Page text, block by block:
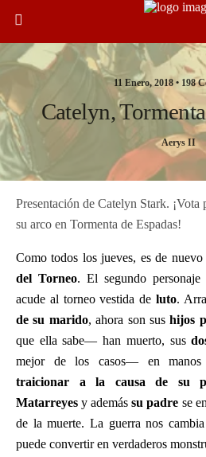
11 Enero, 2018 • 198
Catelyn,
Aerys II
Presentación de Catelyn Stark.
su arco en Tormenta de Espadas!
Como todos los jueves, es de nuevo
del Torneo. El segundo personaje
acude al torneo vestida de luto.
de su marido, ahora son sushijos
que ella sabe— han muerto, sus
mejor de los casos— en manos
traicionar a la causa de su
Matarreyes y ademássu padre se
de la muerte. La guerra nos
puede convertir en verdaderos